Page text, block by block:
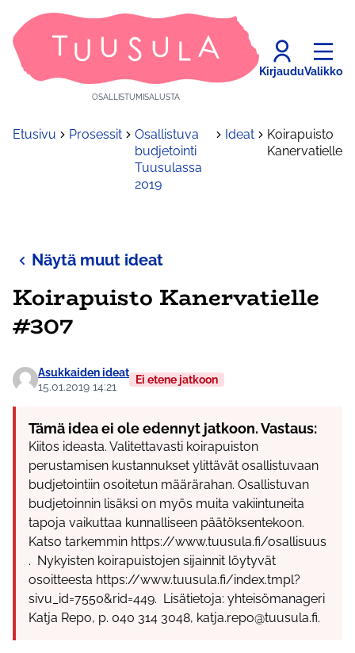
OSALLISTUMISALUSTA
KirjauduValikko
Etusivu Prosessit
Osallistuva
budjetointi
Tuusulassa
2019
Ideat
Koirapuisto
Kanervatielle
Näytä muut ideat
Koirapuisto Kanervatielle
#307
Asukkaiden ideat
15.01.2019 14:21
Ei etene jatkoon
Tämä idea ei ole edennyt jatkoon. Vastaus:
Kiitos ideasta. Valitettavasti koirapuiston
perustamisen kustannukset ylittävät osallistuvaan
budjetointiin osoitetun määrärahan. Osallistuvan
budjetoinnin lisäksi on myös muita vakiintuneita
tapoja vaikuttaa kunnalliseen päätöksentekoon.
Katso tarkemmin https://www.tuusula.fi/osallisuus
. Nykyisten koirapuistojen sijainnit löytyvät
osoitteesta https://www.tuusula.fi/index.tmpl?
sivu_id=7550&rid=449. Lisätietoja: yhteisömanageri
Katja Repo, p. 040 314 3048, katja.repo@tuusula.fi.